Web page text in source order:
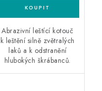
Abrazivní leštící kotouč
k leštění silně zvětralých
laků a k odstranění
hlubokých škrábanců.